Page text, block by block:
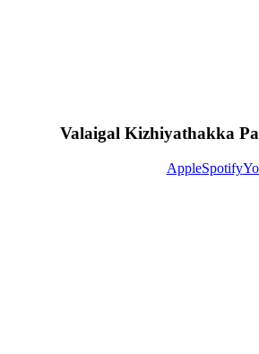
Valaigal Kizhiyathakka
AppleSpotify